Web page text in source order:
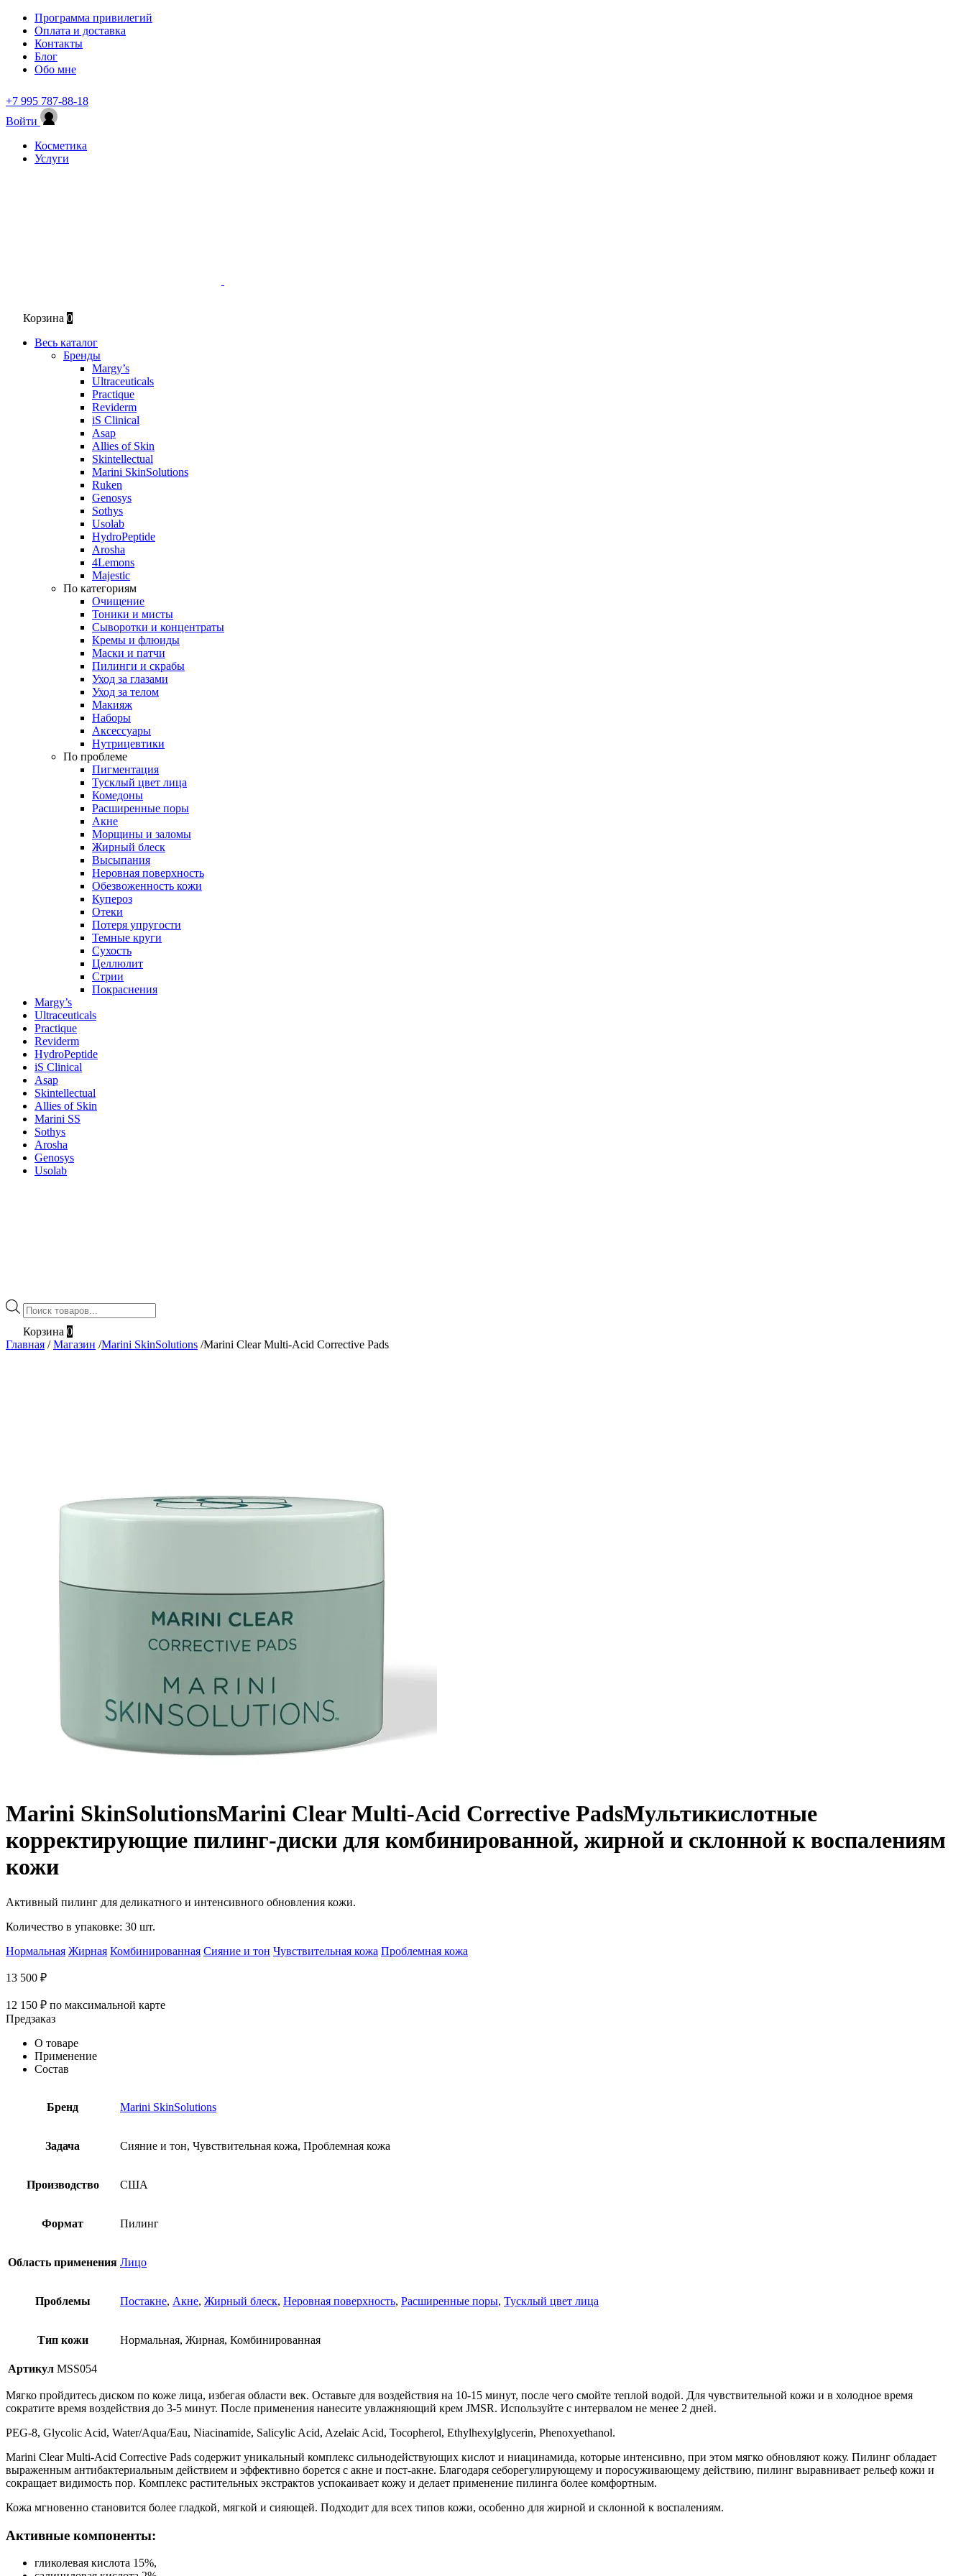
Программа привилегий
Оплата и доставка
Контакты
Блог
Обо мне
+7 995 787-88-18
Войти
Косметика
Услуги
Корзина 0
Весь каталог
Бренды
Margy’s
Ultraceuticals
Practique
Reviderm
iS Clinical
Asap
Allies of Skin
Skintellectual
Marini SkinSolutions
Ruken
Genosys
Sothys
Usolab
HydroPeptide
Arosha
4Lemons
Majestic
По категориям
Очищение
Тоники и мисты
Сыворотки и концентраты
Кремы и флюиды
Маски и патчи
Пилинги и скрабы
Уход за глазами
Уход за телом
Макияж
Наборы
Аксессуары
Нутрицевтики
По проблеме
Пигментация
Тусклый цвет лица
Комедоны
Расширенные поры
Акне
Морщины и заломы
Жирный блеск
Высыпания
Неровная поверхность
Обезвоженность кожи
Купероз
Отеки
Потеря упругости
Темные круги
Сухость
Целлюлит
Стрии
Покраснения
Margy’s
Ultraceuticals
Practique
Reviderm
HydroPeptide
iS Clinical
Asap
Skintellectual
Allies of Skin
Marini SS
Sothys
Arosha
Genosys
Usolab
Поиск
товаров
Корзина 0
Главная / Магазин /Marini SkinSolutions /Marini Clear Multi-Acid Corrective Pads
Marini SkinSolutionsMarini Clear Multi-Acid Corrective PadsМультикислотные
корректирующие пилинг-диски для комбинированной, жирной и склонной к воспалениям
кожи
Активный пилинг для деликатного и интенсивного обновления кожи.
Количество в упаковке: 30 шт.
Нормальная Жирная Комбинированная Сияние и тон Чувствительная кожа Проблемная кожа
13 500 ₽
12 150 ₽ по максимальной карте
Предзаказ
О товаре
Применение
Состав
Бренд Marini SkinSolutions
Задача Сияние и тон, Чувствительная кожа, Проблемная кожа
Производство США
Формат Пилинг
Область применения Лицо
Проблемы Постакне, Акне, Жирный блеск, Неровная поверхность, Расширенные поры, Тусклый цвет лица
Тип кожи Нормальная, Жирная, Комбинированная
Артикул MSS054
Мягко пройдитесь диском по коже лица, избегая области век. Оставьте для воздействия на 10-15 минут, после чего смойте теплой водой. Для чувствительной кожи и в холодное время
сократите время воздействия до 3-5 минут. После применения нанесите увлажняющий крем JMSR. Используйте с интервалом не менее 2 дней.
PEG-8, Glycolic Acid, Water/Aqua/Eau, Niacinamide, Salicylic Acid, Azelaic Acid, Tocopherol, Ethylhexylglycerin, Phenoxyethanol.
Marini Clear Multi-Acid Corrective Pads содержит уникальный комплекс сильнодействующих кислот и ниацинамида, которые интенсивно, при этом мягко обновляют кожу. Пилинг обладает
выраженным антибактериальным действием и эффективно борется с акне и пост-акне. Благодаря себорегулирующему и поросуживающему действию, пилинг выравнивает рельеф кожи и
сокращает видимость пор. Комплекс растительных экстрактов успокаивает кожу и делает применение пилинга более комфортным.
Кожа мгновенно становится более гладкой, мягкой и сияющей. Подходит для всех типов кожи, особенно для жирной и склонной к воспалениям.
Активные компоненты:
гликолевая кислота 15%,